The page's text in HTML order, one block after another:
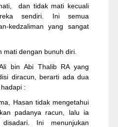
dan tidak mati kecuali
sendiri. Ini semua
kedzaliman yang sangat
mati dengan bunuh diri.
bin Abi Thalib RA yang
diracun, berarti ada dua
:
Hasan tidak mengetahui
padanya racun, lalu ia
Ini menunjukan